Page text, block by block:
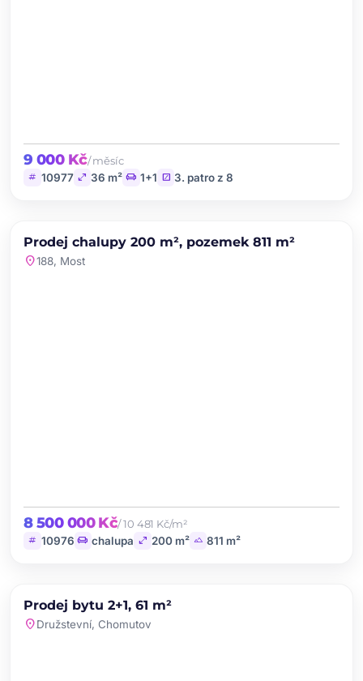
9 000 Kč/ měsíc
tag 10977 open_in_full 36 m² chair 1+1 stairs 3. patro z 8
PRODEJ
Prodej chalupy 200 m², pozemek 811 m²
location_on188, Most
8 500 000 Kč/ 10 481 Kč/m²
tag 10976 chair chalupa open_in_full 200 m² landscape 811 m²
PRODEJ
Prodej bytu 2+1, 61 m²
location_onDružstevní, Chomutov